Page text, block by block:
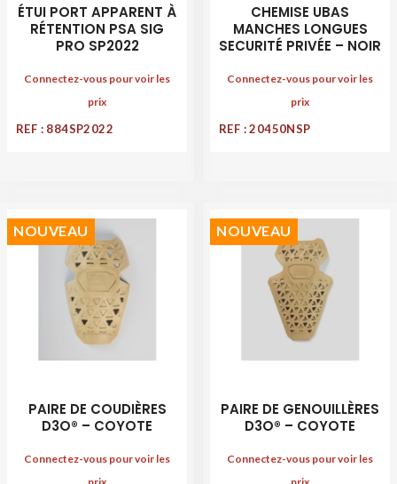
ÉTUI PORT APPARENT À
RÉTENTION PSA SIG
PRO SP2022
Connectez-vous pour voir les
prix
REF : 884SP2022
CHEMISE UBAS
MANCHES LONGUES
SECURITÉ PRIVÉE – NOIR
Connectez-vous pour voir les
prix
REF : 20450NSP
PAIRE DE COUDIÈRES
D3O® – COYOTE
Connectez-vous pour voir les
NOUVEAU
PAIRE DE GENOUILLÈRES
D3O® – COYOTE
Connectez-vous pour voir les
NOUVEAU